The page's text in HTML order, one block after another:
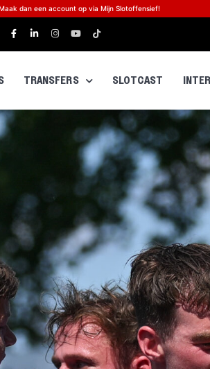
dan een account op via Mijn Slotoffensief!
TRANSFERS SLOTCAST